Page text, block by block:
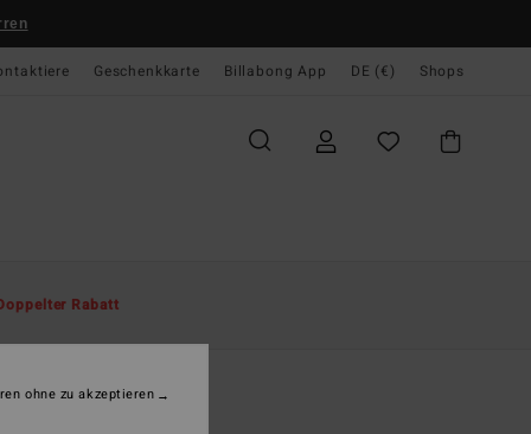
Geschenkkarte Billabong App DE (€) Shops
Rabatt
Pro 19"
ohne zu akzeptieren